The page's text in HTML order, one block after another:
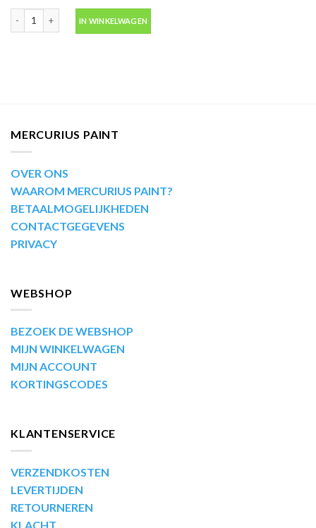
IN WINKELWAGEN
MERCURIUS PAINT
OVER ONS
WAAROM MERCURIUS PAINT?
BETAALMOGELIJKHEDEN
CONTACTGEGEVENS
PRIVACY
WEBSHOP
BEZOEK DE WEBSHOP
MIJN WINKELWAGEN
MIJN ACCOUNT
KORTINGSCODES
KLANTENSERVICE
VERZENDKOSTEN
LEVERTIJDEN
RETOURNEREN
KLACHT